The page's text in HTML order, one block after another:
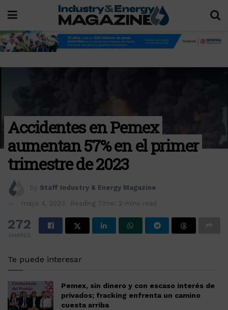
Accidentes en Pemex
aumentan 57% en el primer
trimestre de 2023
by Staff Industry & Energy Magazine
mayo 4, 2023 Reading Time: 2 mins read
272
SHARES
Te puede interesar
Pemex, sin dinero y con escaso interés de
privados; fracking enfrenta un camino
cuesta arriba